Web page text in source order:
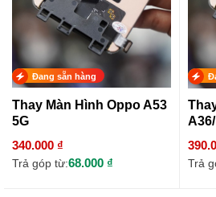
Thay Màn Hình Oppo A53
5G
340.000 ₫
Trả góp từ:68.000 ₫
Đang sẵn hàng
Trả